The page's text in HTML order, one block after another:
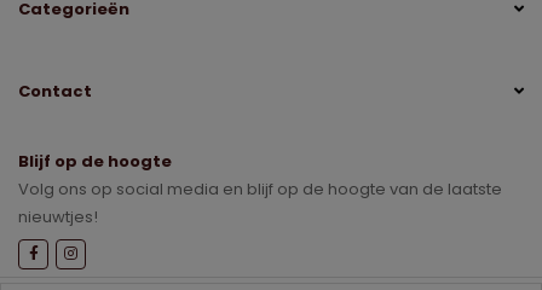
Categorieën
Contact
Blijf op de hoogte
Volg ons op social media en blijf op de hoogte van de laatste
nieuwtjes!